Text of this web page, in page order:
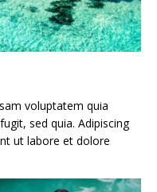
voluptatem quia
sed quia. Adipiscing
ut labore et dolore